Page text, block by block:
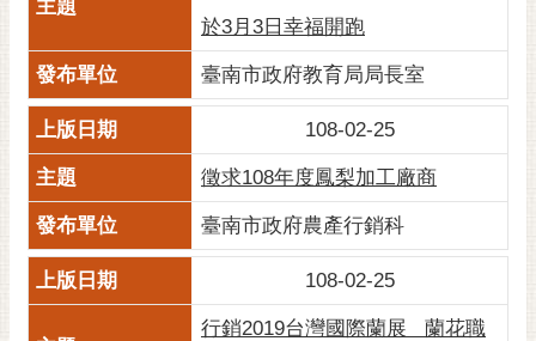
網
站
資
料
開
放
宣
告
市
府
於3月3日幸福開跑
臺南市政府教育局局長室
108-02-25
徵求108年度鳳梨加工廠商
臺南市政府農產行銷科
108-02-25
行銷2019台灣國際蘭展 蘭花職